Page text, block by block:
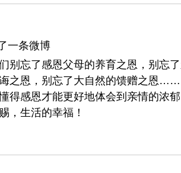
一条微博
别忘了感恩父母的养育之恩，别忘
之恩，别忘了大自然的馈赠之恩
得感恩才能更好地体会到亲情的浓
，生活的幸福！